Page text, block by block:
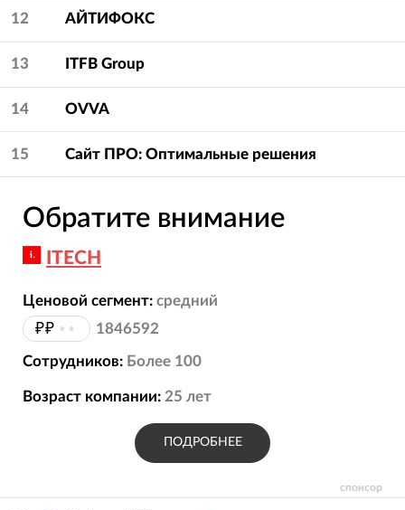
12 АЙТИФОКС
13 ITFB Group
14 OVVA
15 Сайт ПРO: Оптимальные решения
спонсор
Обратите внимание
ITECH
Ценовой сегмент: средний
₽₽ •• 1846592
Сотрудников: Более 100
Возраст компании: 25 лет
ПОДРОБНЕЕ